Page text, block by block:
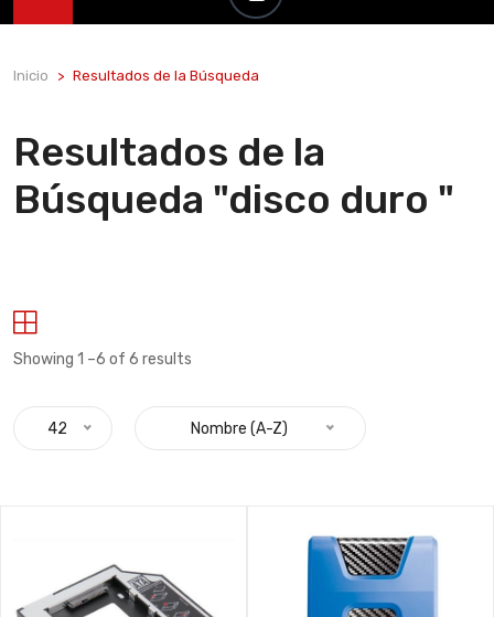
Inicio Resultados de la Búsqueda
Resultados de la
Búsqueda "disco duro "
Showing 1 –6 of 6 results
42 Nombre (A-Z)